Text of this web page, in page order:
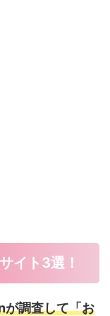
イト3選！
調査して「お